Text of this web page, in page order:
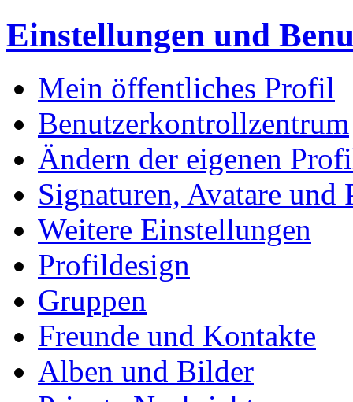
Einstellungen und
Mein öffentliches Profil
Benutzerkontrollzentrum
Ändern der eigenen
Signaturen, Avatare
Weitere Einstellungen
Profildesign
Gruppen
Freunde und Kontakte
Alben und Bilder